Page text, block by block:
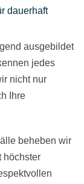
dauerhaft
ausgebildet
jedes
nicht nur
Ihre
beheben wir
höchster